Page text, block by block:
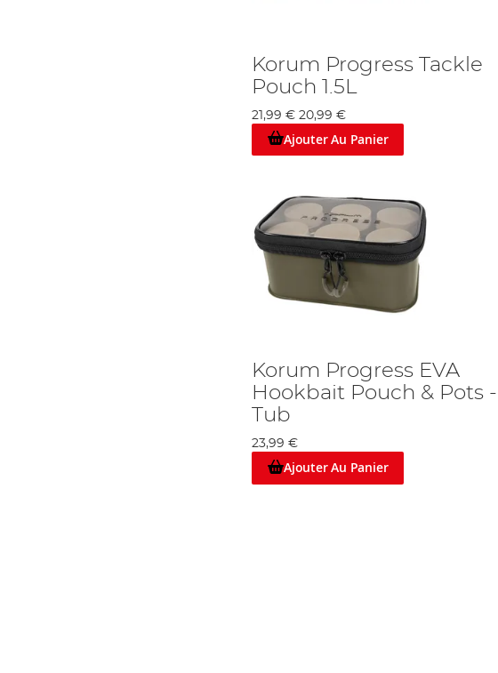
Korum Progress Tackle
Pouch 1.5L
21,99 € 20,99 €
Ajouter Au Panier
Korum Progress EVA
Hookbait Pouch & Pots
Tub
23,99 €
Ajouter Au Panier